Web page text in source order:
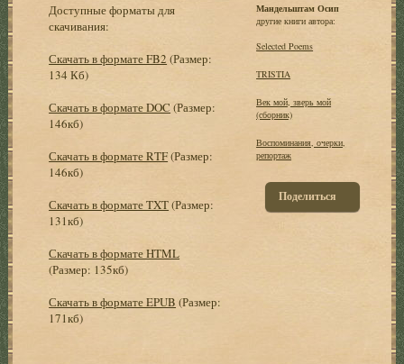
Доступные форматы для
скачивания:
Скачать в формате FB2 (Размер:
134 Кб)
Скачать в формате DOC (Размер:
146кб)
Скачать в формате RTF(Размер:
146кб)
Скачать в формате TXT(Размер:
131кб)
Скачать в формате HTML
(Размер: 135кб)
Скачать в формате EPUB (Размер:
171кб)
Мандельштам Осип
другие книги автора:
Selected Poems
TRISTIA
Век мой, зверь мой
(сборник)
Воспоминания, очерки,
репортаж
Поделиться